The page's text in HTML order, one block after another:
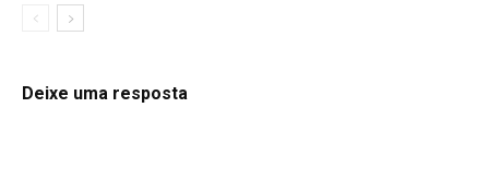
Deixe uma resposta